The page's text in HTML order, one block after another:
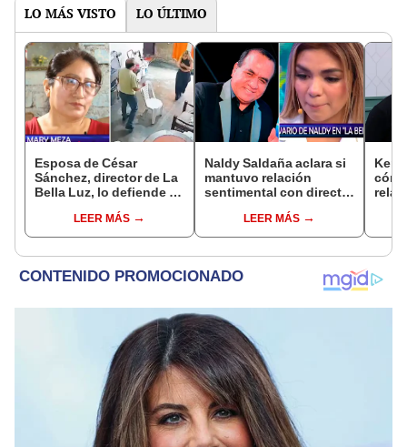
LO MÁS VISTO LO ÚLTIMO
Esposa de César
Sánchez, director de La
Bella Luz, lo defiende y
relación clandestina
con Naldy Saldaña:
LEER MÁS
Naldy Saldaña aclara si
mantuvo relación
sentimental con director
denunciarlo por
tocamientos: “Me
LEER MÁS